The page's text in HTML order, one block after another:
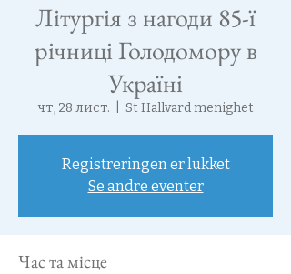
Літургія з нагоди 85-ї
річниці Голодомору в
Україні
чт, 28 лист. St Hallvard menighet
Registreringen er lukket
Se andre eventer
Час та місце